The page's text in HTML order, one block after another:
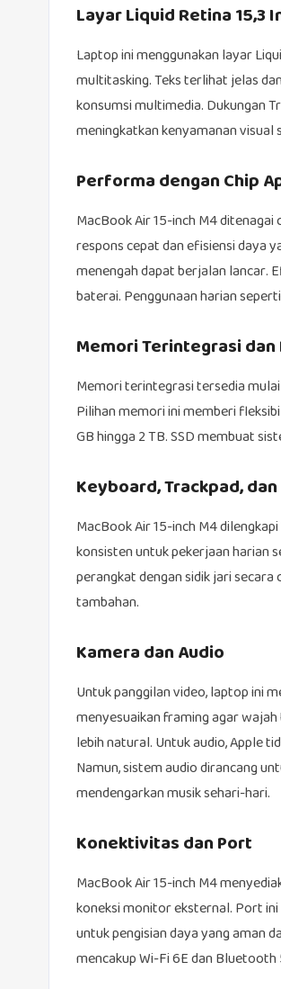
Layar Liquid Retina 15,3
Laptop ini menggunakan layar
multitasking. Teks terlihat jelas
konsumsi multimedia. Dukungan
meningkatkan kenyamanan
Performa dengan Chip
MacBook Air 15-inch M4
respons cepat dan efisiensi daya
menengah dapat berjalan lancar.
baterai. Penggunaan harian
Memori Terintegrasi dan
Memori terintegrasi tersedia mulai
Pilihan memori ini memberi
GB hingga 2 TB. SSD membuat
Keyboard, Trackpad,
MacBook Air 15-inch M4
konsisten untuk pekerjaan harian
perangkat dengan sidik jari
tambahan.
Kamera dan Audio
Untuk panggilan video, laptop ini
menyesuaikan framing agar
lebih natural. Untuk audio, Apple
Namun, sistem audio dirancang
mendengarkan musik sehari-hari.
Konektivitas dan Port
MacBook Air 15-inch M4
koneksi monitor eksternal. Port
untuk pengisian daya yang aman
mencakup Wi-Fi 6E dan Bluetooth